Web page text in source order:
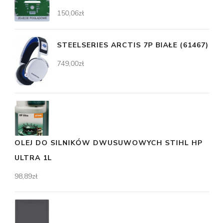
150,06zł
STEELSERIES ARCTIS 7P BIAŁE (61467)
749,00zł
OLEJ DO SILNIKÓW DWUSUWOWYCH STIHL HP
ULTRA 1L
98,89zł